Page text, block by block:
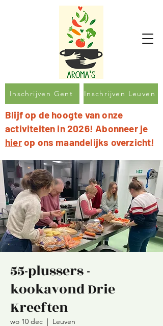
Inschrijven Gent Inschrijven Leuven
Blijf op de hoogte van onze
activiteiten in 2026! Abonneer je
hierop ons maandelijks overzicht!
55-plussers -
kookavond Drie
Kreeften
wo 10 dec
  |
Leuven